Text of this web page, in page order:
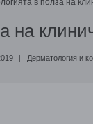
в полза на
на
Дерматология и